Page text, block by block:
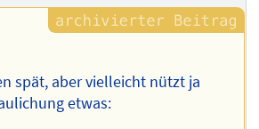
spät, aber vielleicht nützt ja
etwas: